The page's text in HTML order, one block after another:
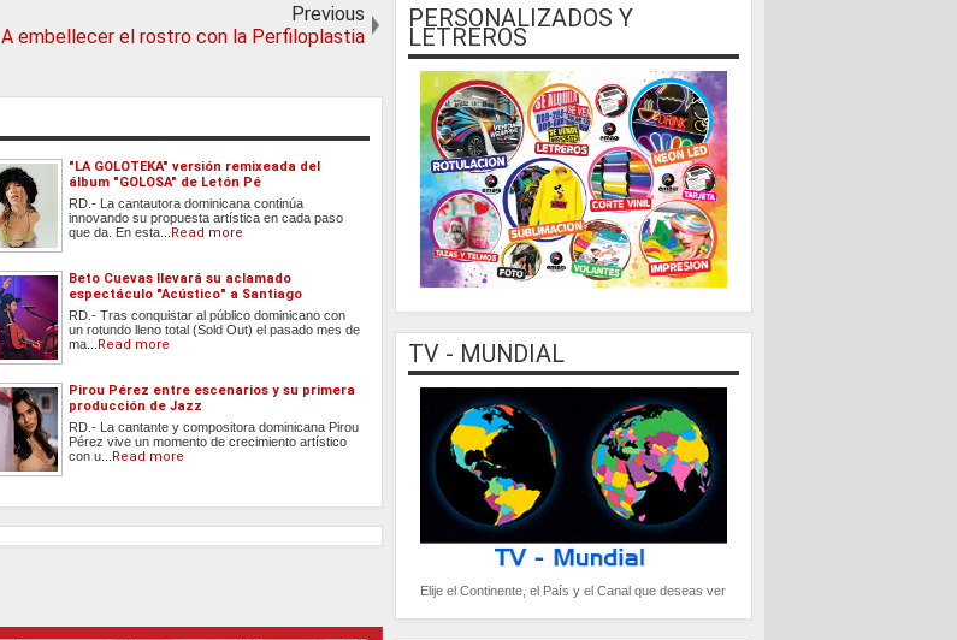
Previous
A embellecer el rostro con la Perfiloplastia
"LA GOLOTEKA" versión remixeada del
álbum "GOLOSA" de Letón Pé
RD.- La cantautora dominicana continúa
innovando su propuesta artística en cada paso
que da. En esta... Read more
Beto Cuevas llevará su aclamado
espectáculo "Acústico" a Santiago
RD.- Tras conquistar al público dominicano con
un rotundo lleno total (Sold Out) el pasado mes de
ma... Read more
Pirou Pérez entre escenarios y su primera
producción de Jazz
RD.- La cantante y compositora dominicana Pirou
Pérez vive un momento de crecimiento artístico
con u... Read more
PERSONALIZADOS Y
LETREROS
TV - MUNDIAL
Elije el Continente, el País y el Canal que deseas ver